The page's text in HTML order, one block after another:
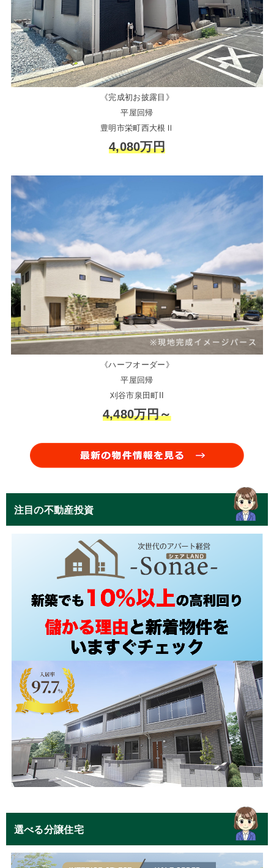
《完成初お披露目》
平屋回帰
豊明市栄町西大根Ⅱ
4,080万円
《ハーフオーダー》
平屋回帰
刈谷市泉田町II
4,480万円～
注目の不動産投資
選べる分譲住宅